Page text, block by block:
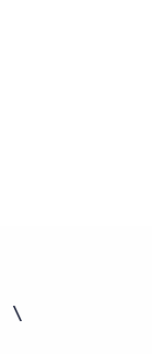
\